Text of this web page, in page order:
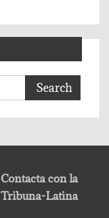
Search
for:
Contacta con la
Tribuna-Latina